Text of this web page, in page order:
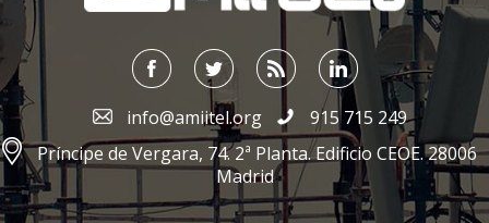
info@amiitel.org
915 715 249
Príncipe de Vergara, 74. 2ª Planta. Edificio CEOE. 28006
Madrid